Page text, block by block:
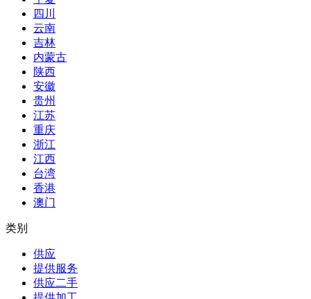
四川
云南
吉林
内蒙古
陕西
安徽
贵州
江苏
重庆
浙江
江西
台湾
香港
澳门
类别
供应
提供服务
供应二手